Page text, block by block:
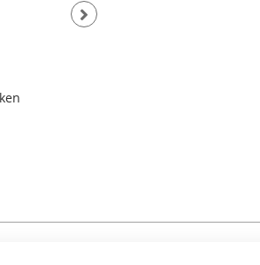
Dieser Pool eignet sich ideal